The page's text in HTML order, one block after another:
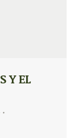
Y EL